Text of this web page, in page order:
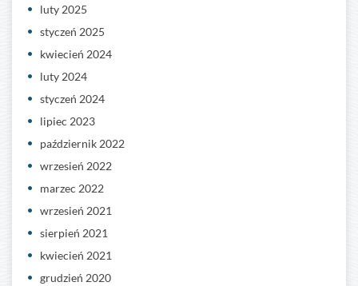
luty 2025
styczeń 2025
kwiecień 2024
luty 2024
styczeń 2024
lipiec 2023
październik 2022
wrzesień 2022
marzec 2022
wrzesień 2021
sierpień 2021
kwiecień 2021
grudzień 2020